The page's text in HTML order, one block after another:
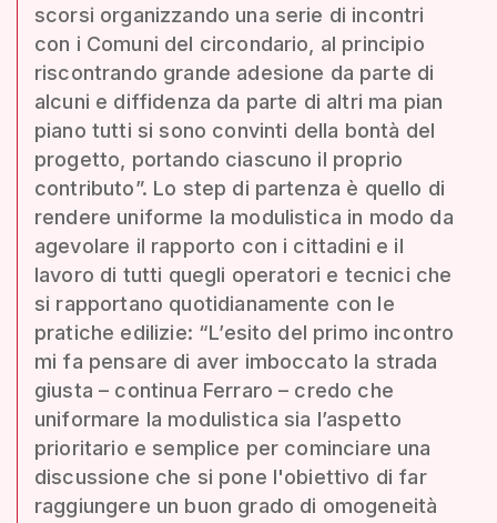
scorsi organizzando una serie di incontri
con i Comuni del circondario, al principio
riscontrando grande adesione da parte di
alcuni e diffidenza da parte di altri ma pian
piano tutti si sono convinti della bontà del
progetto, portando ciascuno il proprio
contributo”. Lo step di partenza è quello di
rendere uniforme la modulistica in modo da
agevolare il rapporto con i cittadini e il
lavoro di tutti quegli operatori e tecnici che
si rapportano quotidianamente con le
pratiche edilizie: “L’esito del primo incontro
mi fa pensare di aver imboccato la strada
giusta – continua Ferraro – credo che
uniformare la modulistica sia l’aspetto
prioritario e semplice per cominciare una
discussione che si pone l'obiettivo di far
raggiungere un buon grado di omogeneità